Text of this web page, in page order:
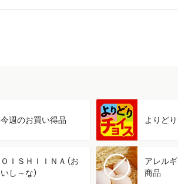
今週のお買い得品 よりどり
ＯＩＳＨＩＩＮＡ（お
いし～な）
アレル
商品